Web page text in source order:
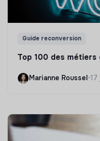
Guide reconversion
Top 100 des
Marianne Roussel•